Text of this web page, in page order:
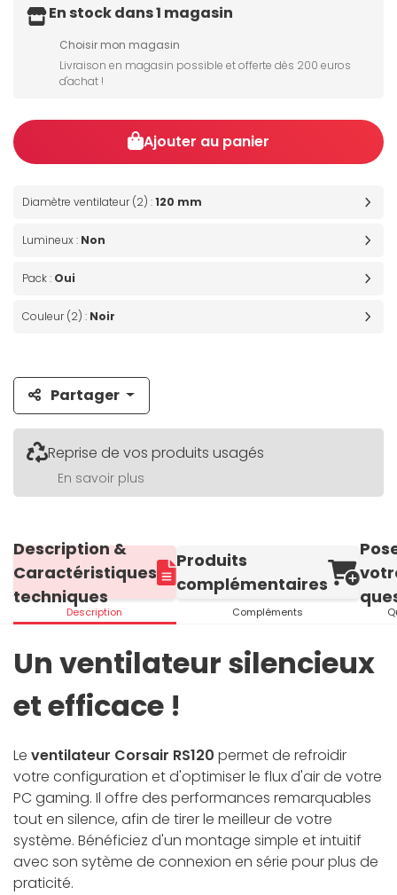
En stock dans 1 magasin
Choisir mon magasin
Livraison en magasin possible et offerte dès 200 euros
d'achat !
Ajouter au panier
Diamètre ventilateur (2) :120 mm
Lumineux : Non
Pack : Oui
Couleur (2) : Noir
Partager
Reprise de vos produits usagés
En savoir plus
Description &
Caractéristiques
techniques
Description
Produits
complémentaires
Compléments
Un ventilateur silencieux
et efficace !
Le ventilateur Corsair RS120 permet de refroidir
votre configuration et d'optimiser le flux d'air de votre
PC gaming. Il offre des performances remarquables
tout en silence, afin de tirer le meilleur de votre
système. Bénéficiez d'un montage simple et intuitif
avec son sytème de connexion en série pour plus de
praticité.